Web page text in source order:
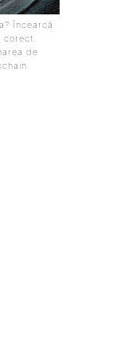
Încearcă
corect.
de